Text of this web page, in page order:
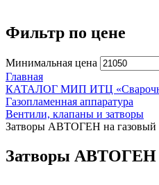
Фильтр по цене
Минимальная цена
Главная
КАТАЛОГ МИП ИТЦ
Газопламенная аппаратура
Вентили, клапаны и затворы
Затворы АВТОГЕН на газовый
Затворы АВТОГЕН